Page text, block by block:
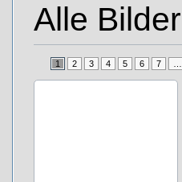
Alle Bilder
1 2 3 4 5 6 7 …